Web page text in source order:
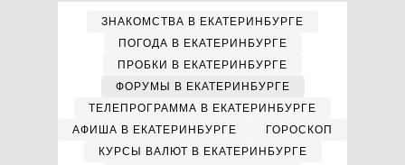
ЗНАКОМСТВА В ЕКАТЕРИНБУРГЕ
ПОГОДА В ЕКАТЕРИНБУРГЕ
ПРОБКИ В ЕКАТЕРИНБУРГЕ
ФОРУМЫ В ЕКАТЕРИНБУРГЕ
ТЕЛЕПРОГРАММА В ЕКАТЕРИНБУРГЕ
АФИША В ЕКАТЕРИНБУРГЕ
ГОРОСКОП
КУРСЫ ВАЛЮТ В ЕКАТЕРИНБУРГЕ